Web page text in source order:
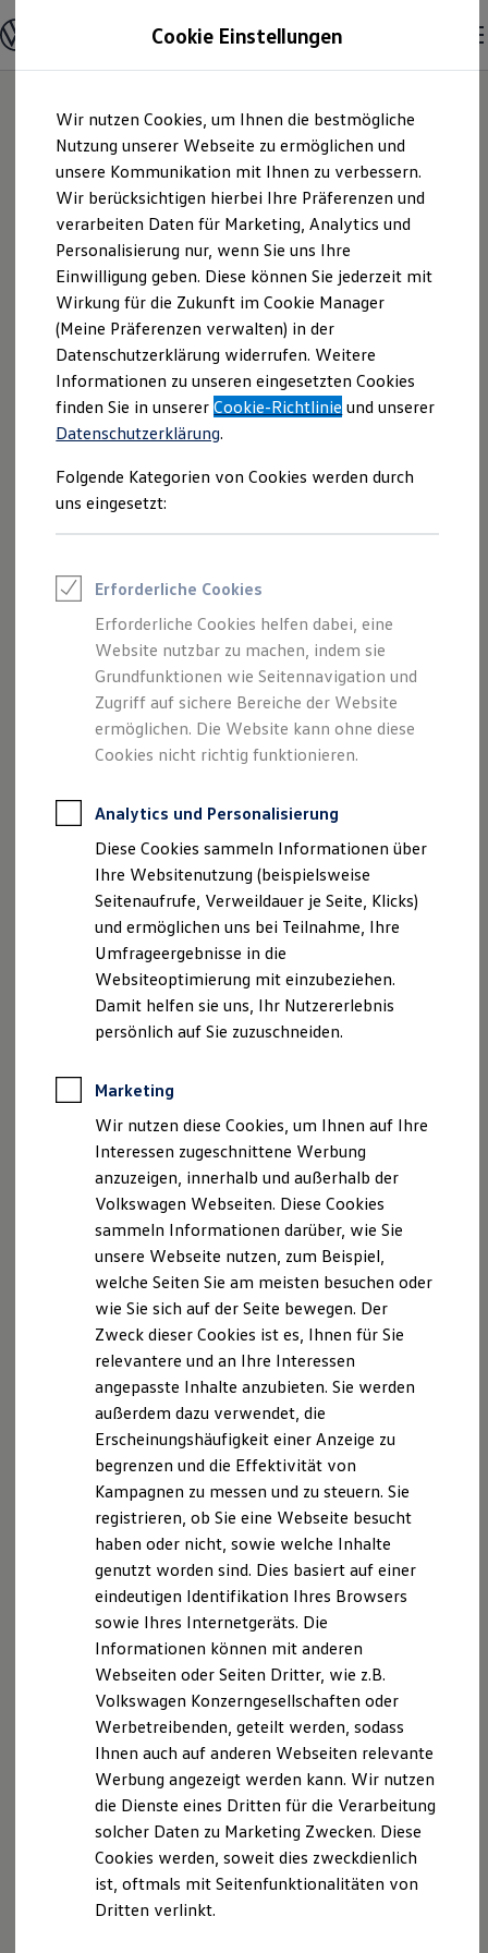
Hauptinhalt
springen
Footer
springen
Modelle und Konfigurator
Konfigurator
Modelle vergleichen
Elektroautos
ENERGY Sondermodelle
Nutzfahrzeuge
SUV und CUV
Familienautos
Kombis
Kompaktwagen
Sportwagen
Schnell verfügbare Fahrzeuge
Angebote und Produkte
Aktuelle Angebote
E-Auto-Förderung
Volkswagen Marktplatz
Die ENERGY Sondermodelle
Junge Gebrauchtwagen und Gebrauchtwagen
Volkswagen Zertifizierte Gebrauchtwagen
Elektromobilität bei Gebrauchtwagen
Saisonangebote
Reifenpakete
Leasing
Leasing-Angebote
Elektroauto Leasing
Kleinwagen-Leasing
Leasing ohne Anzahlung
Finanzierung
Autokredit mit Schlussrate
Versicherungen und Garantien
Kfz-Versicherung
Restschuldversicherungen
Garantien
Professional Class bei Volkswagen
Behörden
Direktkunden
Sonderfahrzeuge
Anpfiff zum Gewinn
Elektromobilität
Elektroautos
ID. Tutorials
Elektrofahrzeugkonzepte
ID. EVERY1
Reichweite
Rekuperation
Laden unterwegs
Laden Zuhause
Ladestationen finden
Ladezeitensimulator
Batterie
Sicherheit
Nachhaltigkeit
Technologie
Kosten und Kauf
Kaufoptionen
E-Auto-Förderung
Software und Konnektivität
Die ID. Software 6
ID. Software Versionen und Updates
Digitale Extras
Schnittstellen zu Ihrem ID.
Hybridautos
Marke und Erlebnis
Volkswagen R und R Experience
R-Modelle
R Experience
Driving Experience
Volkswagen entdecken
Werkbesichtigung
Lifestyle Shop
T-Roc Kollektion
Golf Kollektion
ID. Kollektion
Volkswagen Kollektion
R-Kollektion
GTI Kollektion
Fußball Drop
we drive football
#wedriveproud
Besitzer und Service
Software Updates
Service und Ersatzteile
Autohaus Schmidt &
Söhne GmbH & Co.
KG | Impressum &
Rechtliches
Hier finden Sie Informationen über uns
(Autohaus Schmidt & Söhne GmbH &
Co. KG) als verantwortlichen Anbieter
von Inhalten und Angeboten, die auf
Impressum
Datenschutzerklärung
Nutzung von Terminbuchung Online
Impressum
Autohaus Schmidt & Söhne GmbH & Co.KG
Celler Straße 49
29303 Bergen
Telefon: 05051 / 98 66-0
Geschäftsführer: Robert van´t Noordende
USt.-ID: DE250 651 061
Handelsregister: HRA 200 261
P.h.G. Schmidt
Beteiligungs-GmbH, Bergen
Amtsgericht Lüneburg
HR B 101 658
Versicherungsvertreter mit Erlaubnisbefreiung,
Bundesrepublik Deutschland
Erlaubnisbefreit nach § 34d Abs. 3 GewO
Aufsichtsbehörde: IHK Lüneburg-Wolfsburg
Am Sande 1 21335 Lüneburg
Versicherungsvermittlerregister (
www.vermittlerregister.info)
Register Nr. D-WAQU-BVZV8-65
Mitglied der Industrie und Handelskammer Lüneburg-
Wolfsburg
Am Sande 1 21335 Lüneburg
Cookie Einstellungen
Wir nutzen Cookies, um Ihnen die bestmögliche
Nutzung unserer Webseite zu ermöglichen und
unsere Kommunikation mit Ihnen zu verbessern.
Wir berücksichtigen hierbei Ihre Präferenzen und
verarbeiten Daten für Marketing, Analytics und
Personalisierung nur, wenn Sie uns Ihre
Einwilligung geben. Diese können Sie jederzeit mit
Wirkung für die Zukunft im Cookie Manager
(Meine Präferenzen verwalten) in der
Datenschutzerklärung widerrufen. Weitere
Informationen zu unseren eingesetzten Cookies
finden Sie in unsererCookie-Richtlinie und unserer
Datenschutzerklärung.
Folgende Kategorien von Cookies werden durch
uns eingesetzt:
Erforderliche Cookies
Erforderliche Cookies helfen dabei, eine
Website nutzbar zu machen, indem sie
Grundfunktionen wie Seitennavigation und
Zugriff auf sichere Bereiche der Website
ermöglichen. Die Website kann ohne diese
Cookies nicht richtig funktionieren.
Analytics und Personalisierung
Diese Cookies sammeln Informationen über
Ihre Websitenutzung (beispielsweise
Seitenaufrufe, Verweildauer je Seite, Klicks)
und ermöglichen uns bei Teilnahme, Ihre
Umfrageergebnisse in die
Websiteoptimierung mit einzubeziehen.
Damit helfen sie uns, Ihr Nutzererlebnis
persönlich auf Sie zuzuschneiden.
Marketing
Wir nutzen diese Cookies, um Ihnen auf Ihre
Interessen zugeschnittene Werbung
anzuzeigen, innerhalb und außerhalb der
Volkswagen Webseiten. Diese Cookies
sammeln Informationen darüber, wie Sie
unsere Webseite nutzen, zum Beispiel,
welche Seiten Sie am meisten besuchen oder
wie Sie sich auf der Seite bewegen. Der
Zweck dieser Cookies ist es, Ihnen für Sie
relevantere und an Ihre Interessen
angepasste Inhalte anzubieten. Sie werden
außerdem dazu verwendet, die
Erscheinungshäufigkeit einer Anzeige zu
begrenzen und die Effektivität von
Kampagnen zu messen und zu steuern. Sie
registrieren, ob Sie eine Webseite besucht
haben oder nicht, sowie welche Inhalte
genutzt worden sind. Dies basiert auf einer
eindeutigen Identifikation Ihres Browsers
sowie Ihres Internetgeräts. Die
Informationen können mit anderen
Webseiten oder Seiten Dritter, wie z.B.
Volkswagen Konzerngesellschaften oder
Werbetreibenden, geteilt werden, sodass
Ihnen auch auf anderen Webseiten relevante
Werbung angezeigt werden kann. Wir nutzen
die Dienste eines Dritten für die Verarbeitung
solcher Daten zu Marketing Zwecken. Diese
Cookies werden, soweit dies zweckdienlich
ist, oftmals mit Seitenfunktionalitäten von
Dritten verlinkt.